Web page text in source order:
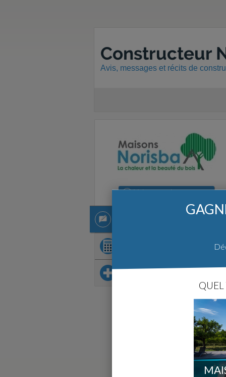
Constructeur
Avis, messages et récits de
Voirtoutes les agences
chiffrage
Sur le même thème
QUEL